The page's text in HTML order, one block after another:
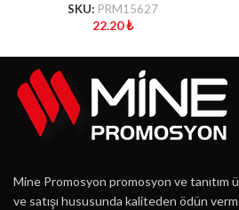
SKU: PRM15627
22.20₺
Mine Promosyon promosyon ve tanıtım
ve satışı hususunda kaliteden ödün